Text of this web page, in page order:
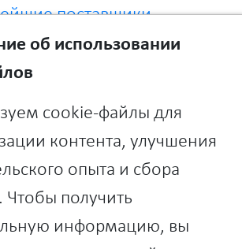
поставщики
ИТ-инфраструктуры
место.
«Базовые Решения»:
впервые представлены в
Нахождение в группе лидеров
результат, однако мы
свои позиции в ближайшее
реализации амбициозных планов
в направлении производства
об использовании
cookie-файлы для
контента, улучшения
опыта и сбора
Чтобы получить
информацию, вы